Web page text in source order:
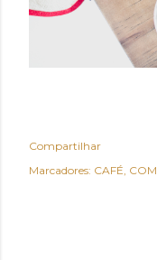
Compartilhar
Marcadores: CAFÉ